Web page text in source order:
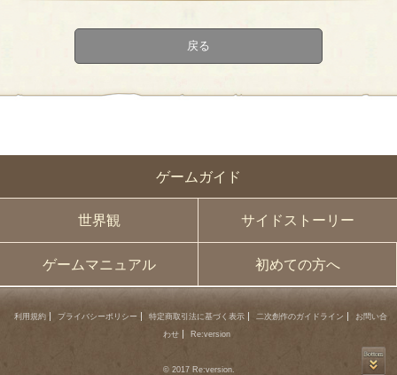
ゲームガイド
世界観 サイドストーリー
ゲームマニュアル 初めての方へ
戻る
利用規約 プライバシーポリシー 特定商取引法に基づく表示 二次創作のガイドライン
お問い合
わせ
Re:version
© 2017 Re:version.